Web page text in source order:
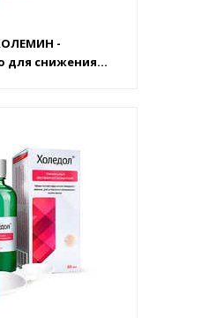
-
для снижения...